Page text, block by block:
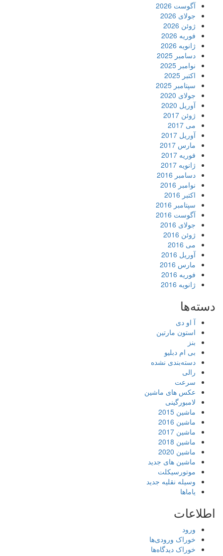
آگوست 2026
جولای 2026
ژوئن 2026
فوریه 2026
ژانویه 2026
دسامبر 2025
نوامبر 2025
اکتبر 2025
سپتامبر 2025
جولای 2020
آوریل 2020
ژوئن 2017
می 2017
آوریل 2017
مارس 2017
فوریه 2017
ژانویه 2017
دسامبر 2016
نوامبر 2016
اکتبر 2016
سپتامبر 2016
آگوست 2016
جولای 2016
ژوئن 2016
می 2016
آوریل 2016
مارس 2016
فوریه 2016
ژانویه 2016
دسته‌ها
آ او دی
استون مارتین
بنز
بی ام دبلیو
دسته‌بندی نشده
رالی
سرعت
عکس های ماشین
لامبورگینی
ماشین 2015
ماشین 2016
ماشین 2017
ماشین 2018
ماشین 2020
ماشین های جدید
موتورسیکلت
وسیله نقلیه جدید
یاماها
اطلاعات
ورود
خوراک ورودی‌ها
خوراک دیدگاه‌ها